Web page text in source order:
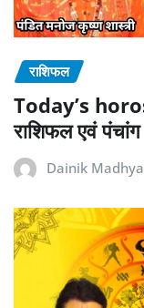
राशिफल
Today’s
राशिफल एवं पंचांग
Dainik